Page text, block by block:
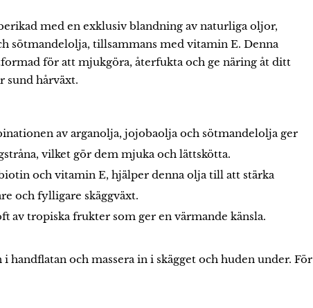
med en exklusiv blandning av naturliga oljor,
sötmandelolja, tillsammans med vitamin E. Denna
för att mjukgöra, återfukta och ge näring åt ditt
sund hårväxt.
av arganolja, jojobaolja och sötmandelolja ger
vilket gör dem mjuka och lättskötta.
och vitamin E, hjälper denna olja till att stärka
och fylligare skäggväxt.
av tropiska frukter som ger en värmande känsla.
handflatan och massera in i skägget och huden under. För